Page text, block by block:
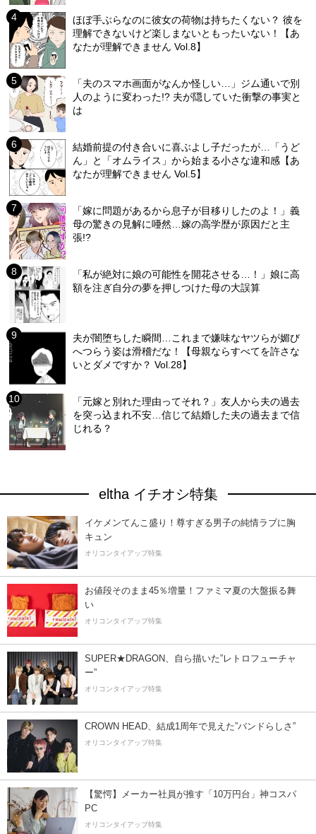
ほぼ手ぶらなのに彼女の荷物は持ちたくない？ 彼を
理解できないけど楽しまないともったいない！【あ
なたが理解できません Vol.8】
「夫のスマホ画面がなんか怪しい…」ジム通いで別
人のように変わった!? 夫が隠していた衝撃の事実と
は
結婚前提の付き合いに喜ぶよし子だったが…「うど
ん」と「オムライス」から始まる小さな違和感【あ
なたが理解できません Vol.5】
「嫁に問題があるから息子が目移りしたのよ！」義
母の驚きの見解に唖然…嫁の高学歴が原因だと主
張!?
「私が絶対に娘の可能性を開花させる…！」娘に高
額を注ぎ自分の夢を押しつけた母の大誤算
夫が闇堕ちした瞬間…これまで嫌味なヤツらが媚び
へつらう姿は滑稽だな！【母親ならすべてを許さな
いとダメですか？ Vol.28】
「元嫁と別れた理由ってそれ？」友人から夫の過去
を突っ込まれ不安…信じて結婚した夫の過去まで信
じれる？
eltha イチオシ特集
イケメンてんこ盛り！尊すぎる男子の純情ラブに胸
キュン
オリコンタイアップ特集
お値段そのまま45％増量！ファミマ夏の大盤振る舞
い
オリコンタイアップ特集
SUPER★DRAGON、自ら描いた”レトロフューチャ
ー”
オリコンタイアップ特集
CROWN HEAD、結成1周年で見えた”バンドらしさ”
オリコンタイアップ特集
【驚愕】メーカー社員が推す「10万円台」神コスパ
PC
オリコンタイアップ特集